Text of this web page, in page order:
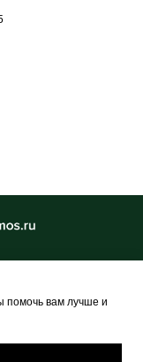
помочь вам лучше и